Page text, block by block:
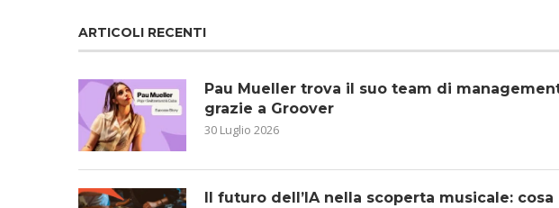
ARTICOLI RECENTI
Pau Mueller trova il suo team di
grazie a Groover
30 Luglio 2026
Il futuro dell’IA nella scoperta musicale: cosa